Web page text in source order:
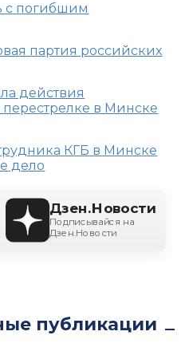
с погибшим
партия российских
действия
в Минске
КГБ в Минске
дело
Дзен.Новости
Подписывайся на
Дзен.Новости
публикации